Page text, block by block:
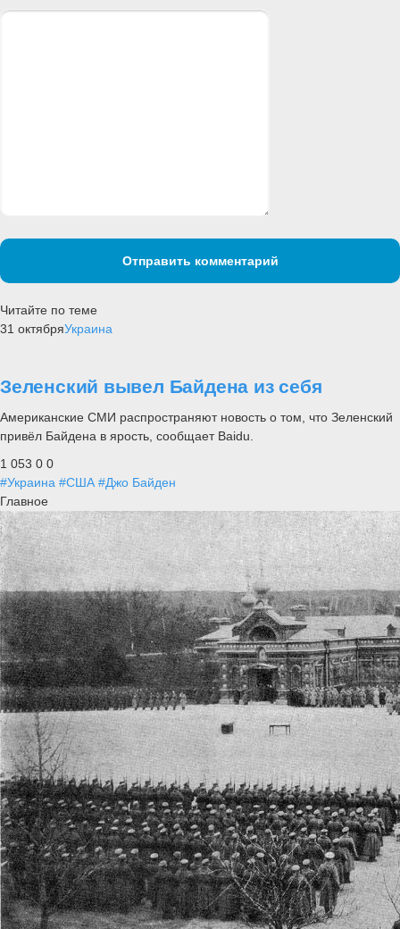
Отправить комментарий
Читайте по теме
31 октябряУкраина
Зеленский вывел Байдена из себя
Американские СМИ распространяют новость о том, что Зеленский
привёл Байдена в ярость, сообщает Baidu.
1 053 0 0
#Украина #США #Джо Байден
Главное